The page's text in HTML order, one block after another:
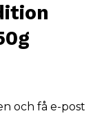
och få e-post